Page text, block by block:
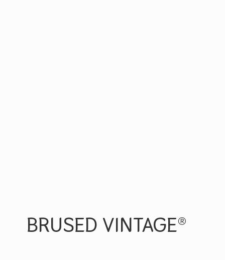
BRUSED VINTAGE®